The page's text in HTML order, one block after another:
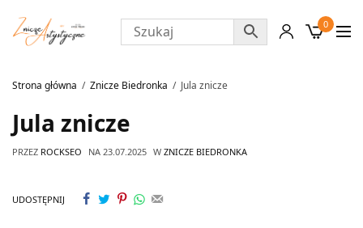
0
Strona główna Znicze Biedronka Jula znicze
Jula znicze
PRZEZ ROCKSEO NA 23.07.2025 W ZNICZE BIEDRONKA
UDOSTĘPNIJ